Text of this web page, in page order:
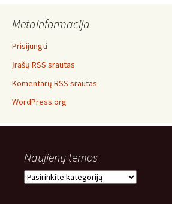
Metainformacija
Prisijungti
Įrašų RSS srautas
Komentarų RSS srautas
WordPress.org
Naujienų temos
Naujienų